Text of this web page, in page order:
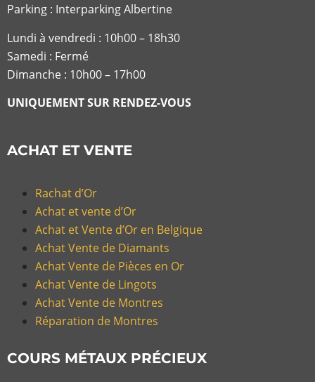
Parking : Interparking Albertine
Lundi à vendredi : 10h00 – 18h30
Samedi : Fermé
Dimanche : 10h00 – 17h00
UNIQUEMENT SUR RENDEZ-VOUS
ACHAT ET VENTE
Rachat d’Or
Achat et vente d’Or
Achat et Vente d’Or en Belgique
Achat Vente de Diamants
Achat Vente de Pièces en Or
Achat Vente de Lingots
Achat Vente de Montres
Réparation de Montres
COURS MÉTAUX PRÉCIEUX